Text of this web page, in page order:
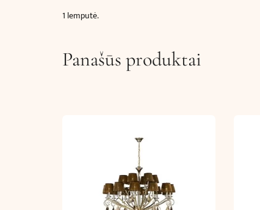
1 lemputė.
Panašūs produktai